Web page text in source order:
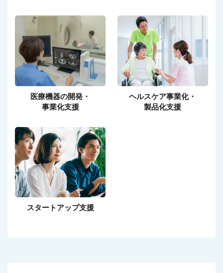
医療機器の開発・
事業化支援
ヘルスケア事業化・
製品化支援
スタートアップ支援